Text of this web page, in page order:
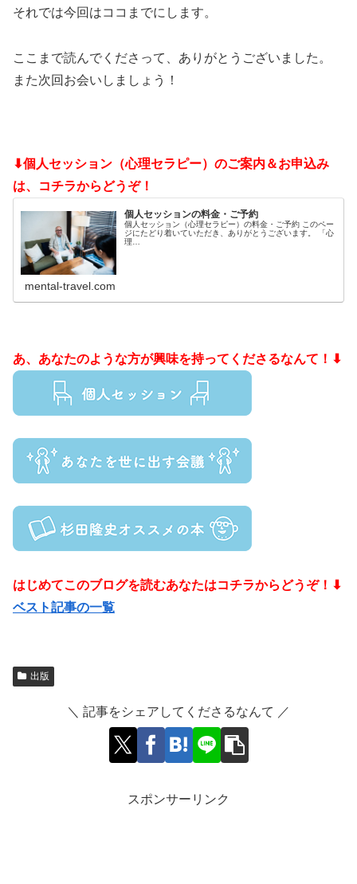
それでは今回はココまでにします。
ここまで読んでくださって、ありがとうございました。
また次回お会いしましょう！
⬇個人セッション（心理セラピー）のご案内＆お申込み
は、コチラからどうぞ！
個人セッションの料金・ご予約
個人セッション（心理セラピー）の料金・ご予約 このペー
ジにたどり着いていただき、ありがとうございます。 「心
理…
mental-travel.com
あ、あなたのような方が興味を持ってくださるなんて！⬇
はじめてこのブログを読むあなたはコチラからどうぞ！⬇
ベスト記事の一覧
出版
＼ 記事をシェアしてくださるなんて ／
スポンサーリンク